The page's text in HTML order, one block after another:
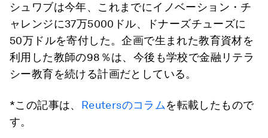
シュワブは今年、これまでにイノベーション・チ
ャレンジに37万5000ドル、ドナーズチューズに
50万ドルを寄付した。企画で生まれた教育資材を
利用した教師の98％は、今後も学校で金融リテラ
シー教育を続ける計画だとしている。
*この記事は、 Reutersのコラムを転載したもので
す。